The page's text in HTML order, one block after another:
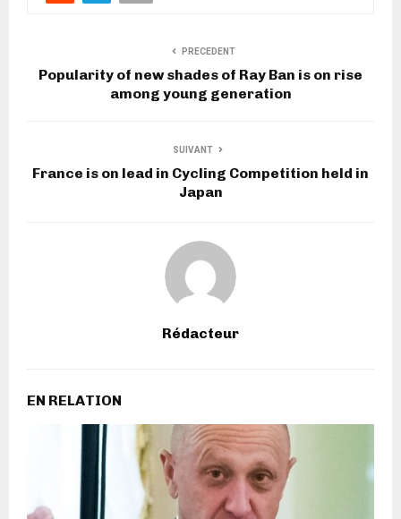
PRECEDENT
Popularity of new shades of Ray Ban is on rise
among young generation
SUIVANT
France is on lead in Cycling Competition held in
Japan
Rédacteur
EN RELATION